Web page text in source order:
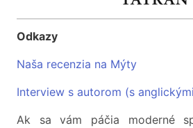
Odkazy
Naša recenzia na Mýty
Interview s autorom (s
Ak sa vám páčia moderné